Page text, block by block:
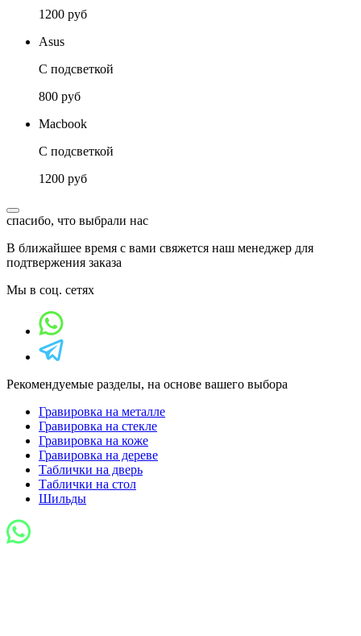
1200 руб
Asus
С подсветкой
800 руб
Macbook
С подсветкой
1200 руб
спасибо, что выбрали нас
В ближайшее время с вами свяжется наш менеджер для
подтвержения заказа
Мы в соц. сетях
Рекомендуемые разделы, на основе вашего выбора
Гравировка на металле
Гравировка на стекле
Гравировка на коже
Гравировка на дереве
Таблички на дверь
Таблички на стол
Шильды